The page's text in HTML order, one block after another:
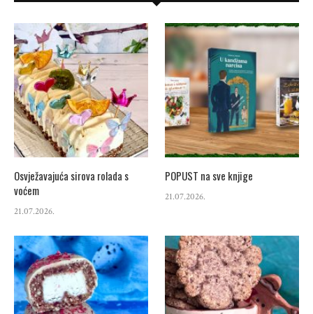
Osvježavajuća sirova rolada s
voćem
21.07.2026.
POPUST na sve knjige
21.07.2026.